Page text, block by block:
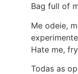
Bag full of
Me odeie,
experimente
Hate me,
Todas as